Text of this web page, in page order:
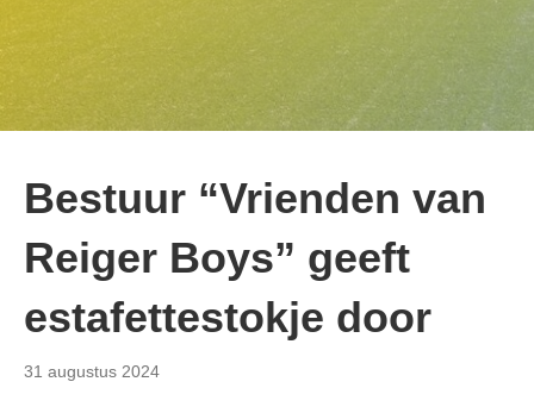
Bestuur “Vrienden van
Reiger Boys” geeft
estafettestokje door
31 augustus 2024